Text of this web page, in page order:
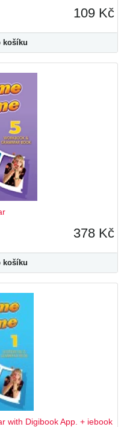
109 Kč
košíku
378 Kč
košíku
with Digibook App. + iebook